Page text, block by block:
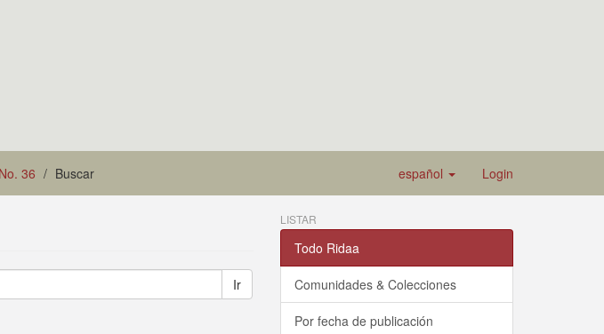
No. 36 Buscar español Login
Ir
LISTAR
Todo Ridaa
Comunidades & Colecciones
Por fecha de publicación